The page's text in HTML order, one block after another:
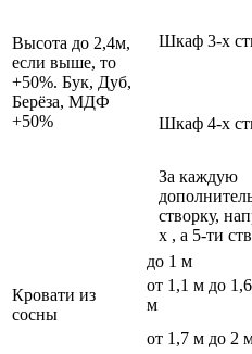
Высота до 2,4м,
если выше, то
+50%. Бук, Дуб,
Берёза, МДФ
+50%
Шкаф 3-х
Шкаф 4-х
За каждую
створку,
х , а 5-ти ств
Кровати из
сосны
до 1 м
от 1,1 м до 1,6
м
от 1,7 м до 2